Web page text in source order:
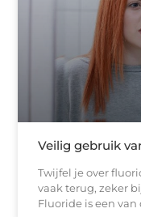
Veilig gebruik
Twijfel je over
vaak terug, zeker
Fluoride is een